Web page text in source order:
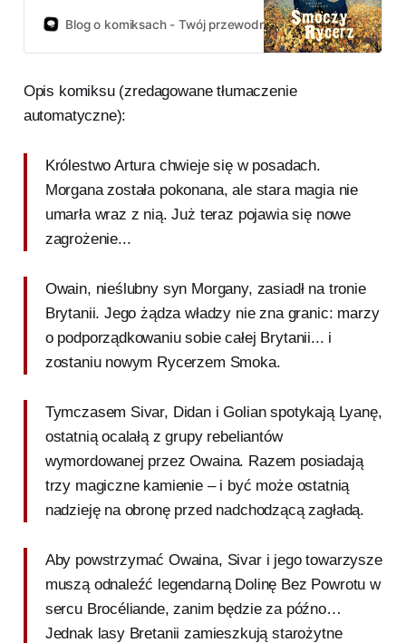
akademicki i mediewista Emanuele
badania nad rękopisami, by
pory historię o tajemniczym
Rycerzu Okrągłego Stołu. Ich
właśnie w Polsce nakładem Timof
Comics.
Blog o komiksach - Twój przewodnik po świecie komiksów!
Opis komiksu (zredagowane tłumaczenie
automatyczne):
Królestwo Artura chwieje się w posadach.
Morgana została pokonana, ale stara magia nie
umarła wraz z nią. Już teraz pojawia się nowe
zagrożenie...
Owain, nieślubny syn Morgany, zasiadł na tronie
Brytanii. Jego żądza władzy nie zna granic: marzy
o podporządkowaniu sobie całej Brytanii... i
zostaniu nowym Rycerzem Smoka.
Tymczasem Sivar, Didan i Golian spotykają Lyanę,
ostatnią ocalałą z grupy rebeliantów
wymordowanej przez Owaina. Razem posiadają
trzy magiczne kamienie – i być może ostatnią
nadzieję na obronę przed nadchodzącą zagładą.
Aby powstrzymać Owaina, Sivar i jego towarzysze
muszą odnaleźć legendarną Dolinę Bez Powrotu w
sercu Brocéliande, zanim będzie za późno…
Jednak lasy Bretanii zamieszkują starożytne